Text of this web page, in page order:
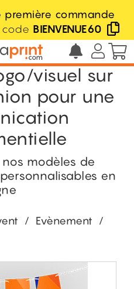
première commande
BIENVENUE60
visuel sur
pour une
modèles de
en
/ Evènement
/